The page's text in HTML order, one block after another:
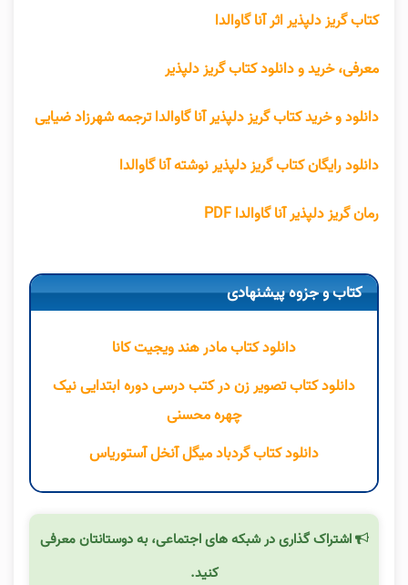
کتاب گریز دلپذیر اثر آنا گاوالدا
معرفی، خرید و دانلود کتاب گریز دلپذیر
دانلود و خرید کتاب گریز دلپذیر آنا گاوالدا ترجمه شهرزاد ضیایی
دانلود رایگان کتاب گریز دلپذیر نوشته آنا گاوالدا
رمان گریز دلپذیر آنا گاوالدا PDF
کتاب و جزوه پیشنهادی
دانلود کتاب مادر هند ویجیت کانا
دانلود کتاب تصویر زن در کتب درسی دوره ابتدایی نیک
چهره محسنی
دانلود کتاب گردباد میگل آنخل آستوریاس
اشتراک گذاری در شبکه های اجتماعی، به دوستانتان معرفی
کنید.